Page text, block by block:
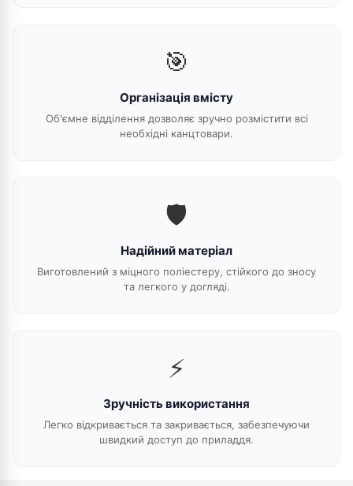
🎯
Організація вмісту
Об'ємне відділення дозволяє зручно розмістити всі
необхідні канцтовари.
🛡️
Надійний матеріал
Виготовлений з міцного поліестеру, стійкого до зносу
та легкого у догляді.
⚡
Зручність використання
Легко відкривається та закривається, забезпечуючи
швидкий доступ до приладдя.